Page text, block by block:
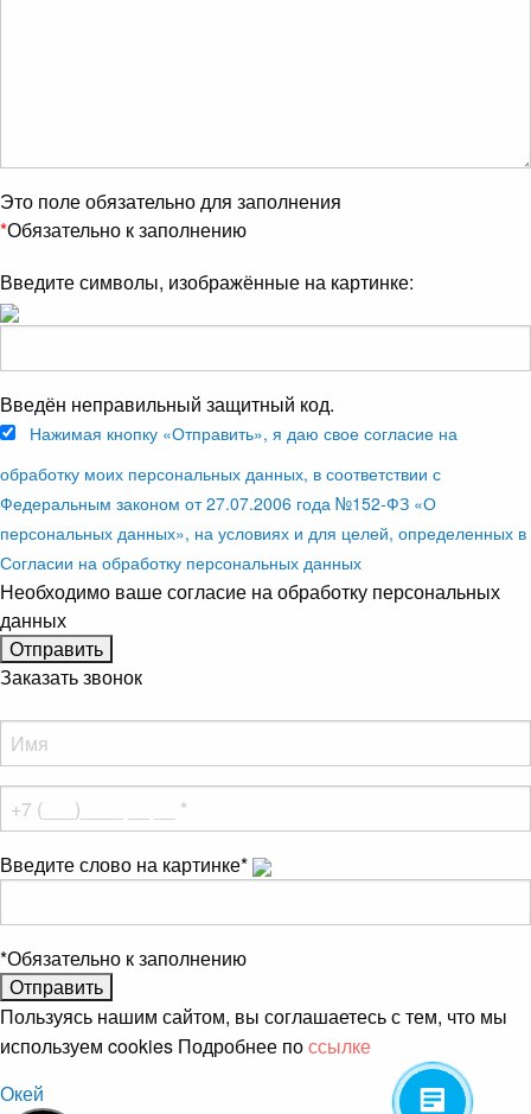
Это поле обязательно для заполнения
*Обязательно к заполнению
Введите символы, изображённые на картинке:
Введён неправильный защитный код.
Нажимая кнопку «Отправить», я даю свое согласие на
обработку моих персональных данных, в соответствии с
Федеральным законом от 27.07.2006 года №152-ФЗ «О
персональных данных», на условиях и для целей, определенных в
Согласии на обработку персональных данных
Необходимо ваше согласие на обработку персональных
данных
Заказать звонок
Введите слово на картинке*
*Обязательно к заполнению
Пользуясь нашим сайтом, вы соглашаетесь с тем, что мы
используем cookies Подробнее поссылке
Окей